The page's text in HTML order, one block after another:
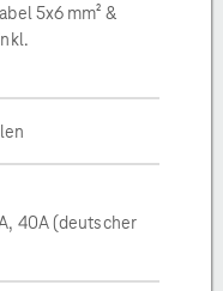
5x6 mm² &
40A (deutscher